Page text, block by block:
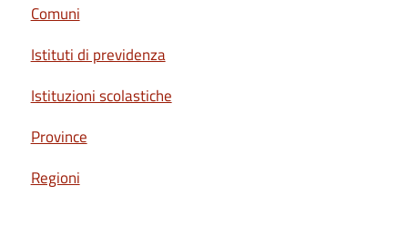
Comuni
Istituti di previdenza
Istituzioni scolastiche
Province
Regioni